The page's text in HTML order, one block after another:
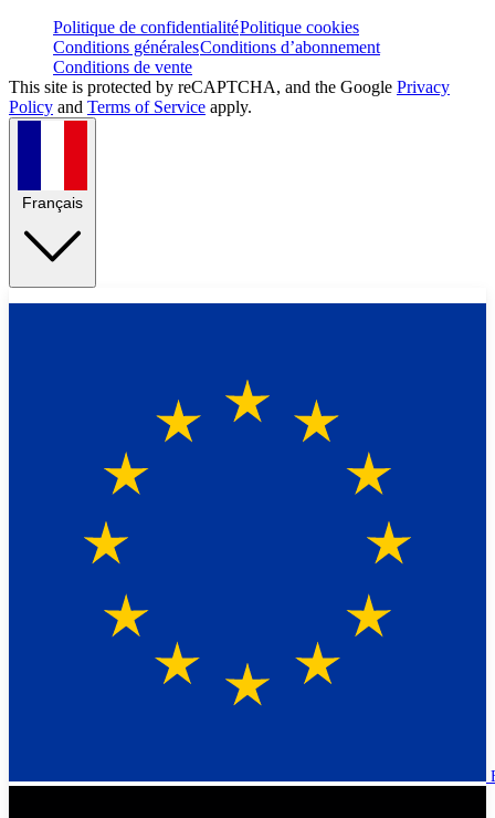
Politique de confidentialitéPolitique cookies
Conditions généralesConditions d’abonnement
Conditions de vente
This site is protected by reCAPTCHA, and the Google Privacy
Policy and Terms of Service apply.
Français